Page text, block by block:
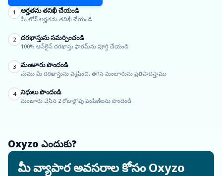
1 అర్హతను తనిఖీ చేయండి
మీ లోన్ అర్హతను తనిఖీ చేయండి
2 దరఖాస్తును సమర్పించండి
100% ఆన్‌లైన్ దరఖాస్తు ఫారమ్‌ను పూర్తి చేయండి
3 మంజూరు పొందండి
మేము మీ దరఖాస్తును విశ్లేషించి, తగిన మంజూరును ప్రతిపాదిస్తాము
4 నిధులు పొందండి
మంజూరు చేసిన 2 రోజుల్లోపు పంపిణీలను పొందండి
Oxyzo ఎందుకు?
మీ వ్యాపార అవసరాల కోసం Oxyzo